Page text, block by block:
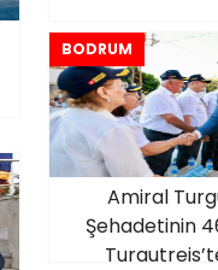
BODRUM
Amiral
Şehadetinin